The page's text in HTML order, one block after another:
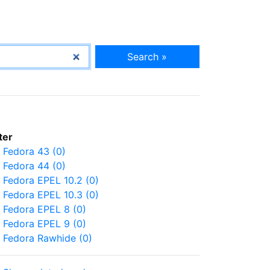
Search »
Fedora 43 (0)
Fedora 44 (0)
Fedora EPEL 10.2 (0)
Fedora EPEL 10.3 (0)
Fedora EPEL 8 (0)
Fedora EPEL 9 (0)
Fedora Rawhide (0)